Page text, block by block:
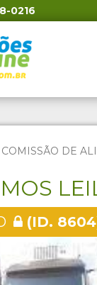
0216
COMISSÃO DE
(ID.